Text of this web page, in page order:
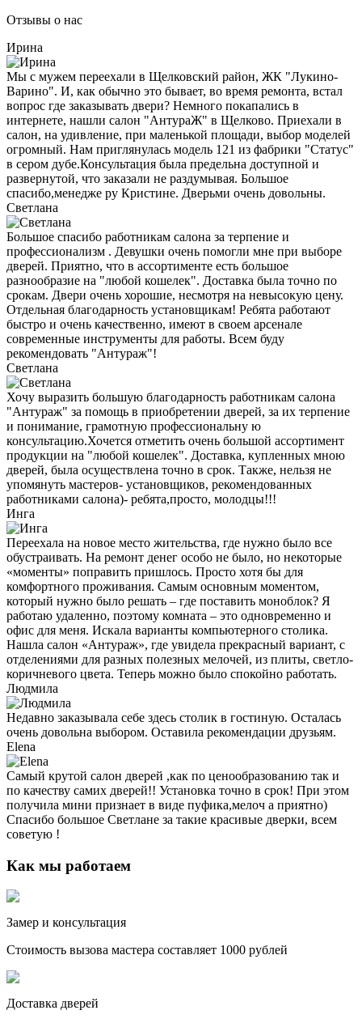
Отзывы о нас
Ирина
Мы с мужем переехали в Щелковский район, ЖК "Лукино-
Варино". И, как обычно это бывает, во время ремонта, встал
вопрос где заказывать двери? Немного покапались в
интернете, нашли салон "АнтураЖ" в Щелково. Приехали в
салон, на удивление, при маленькой площади, выбор моделей
огромный. Нам приглянулась модель 121 из фабрики "Статус"
в сером дубе.Консультация была предельна доступной и
развернутой, что заказали не раздумывая. Большое
спасибо,менедже ру Кристине. Дверьми очень довольны.
Светлана
Большое спасибо работникам салона за терпение и
профессионализм . Девушки очень помогли мне при выборе
дверей. Приятно, что в ассортименте есть большое
разнообразие на "любой кошелек". Доставка была точно по
срокам. Двери очень хорошие, несмотря на невысокую цену.
Отдельная благодарность установщикам! Ребята работают
быстро и очень качественно, имеют в своем арсенале
современные инструменты для работы. Всем буду
рекомендовать "Антураж"!
Светлана
Хочу выразить большую благодарность работникам салона
"Антураж" за помощь в приобретении дверей, за их терпение
и понимание, грамотную профессиональну ю
консультацию.Хочется отметить очень большой ассортимент
продукции на "любой кошелек". Доставка, купленных мною
дверей, была осуществлена точно в срок. Также, нельзя не
упомянуть мастеров- установщиков, рекомендованных
работниками салона)- ребята,просто, молодцы!!!
Инга
Переехала на новое место жительства, где нужно было все
обустраивать. На ремонт денег особо не было, но некоторые
«моменты» поправить пришлось. Просто хотя бы для
комфортного проживания. Самым основным моментом,
который нужно было решать – где поставить моноблок? Я
работаю удаленно, поэтому комната – это одновременно и
офис для меня. Искала варианты компьютерного столика.
Нашла салон «Антураж», где увидела прекрасный вариант, с
отделениями для разных полезных мелочей, из плиты, светло-
коричневого цвета. Теперь можно было спокойно работать.
Людмила
Недавно заказывала себе здесь столик в гостиную. Осталась
очень довольна выбором. Оставила рекомендации друзьям.
Elena
Самый крутой салон дверей ,как по ценообразованию так и
по качеству самих дверей!! Установка точно в срок! При этом
получила мини признает в виде пуфика,мелоч а приятно)
Спасибо большое Светлане за такие красивые дверки, всем
советую !
Как мы работаем
Замер и консультация
Стоимость вызова мастера составляет 1000 рублей
Доставка дверей